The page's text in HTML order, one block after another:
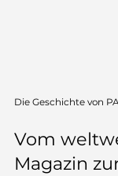
Vom
Magazin
Die Geschichte von